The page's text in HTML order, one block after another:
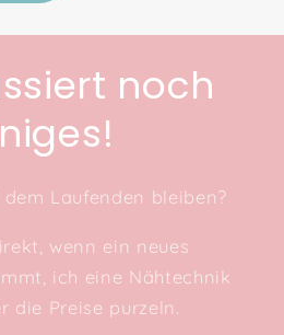
noch
Laufenden bleiben?
wenn ein neues
ich eine Nähtechnik
die Preise purzeln.